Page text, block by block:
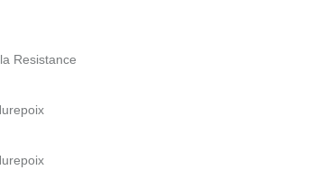
Resistance